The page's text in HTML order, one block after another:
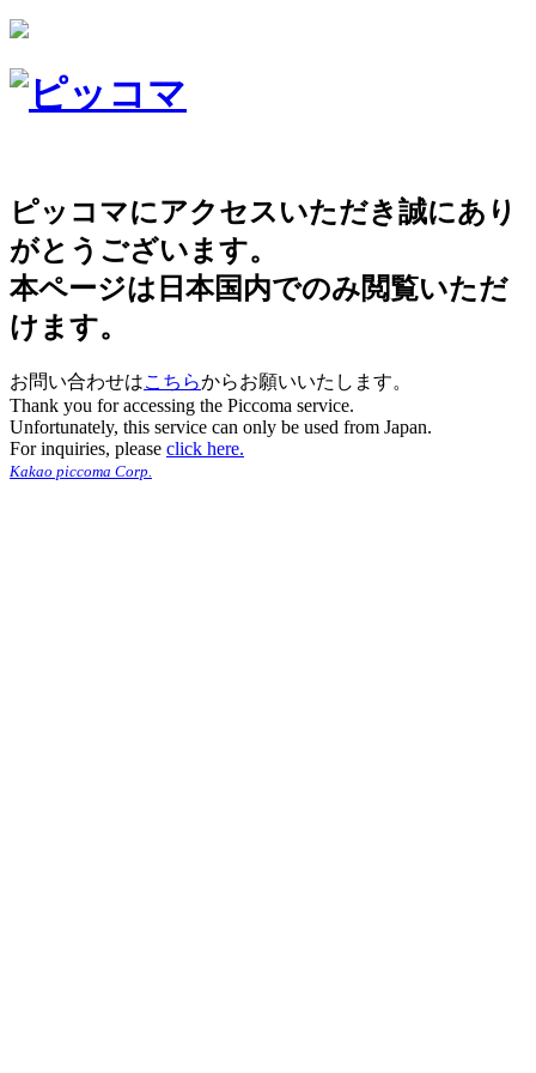
ピッコマにアクセスいただき誠にあり
がとうございます。
本ページは日本国内でのみ閲覧いただ
けます。
お問い合わせはこちらからお願いいたします。
Thank you for accessing the Piccoma service.
Unfortunately, this service can only be used from Japan.
For inquiries, please click here.
Kakao piccoma Corp.